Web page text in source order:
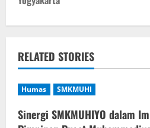
n
a
v
i
RELATED STORIES
Humas SMKMUHI
Sinergi SMKMUHIYO dalam